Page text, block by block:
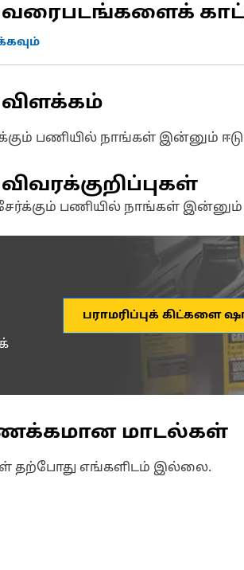
பணியில் நாங்கள் இன்னும்
பணியில் நாங்கள்
பராமரிப்புக் கிட்களை
மாடல்கள்
தற்போது எங்களிடம் இல்லை.